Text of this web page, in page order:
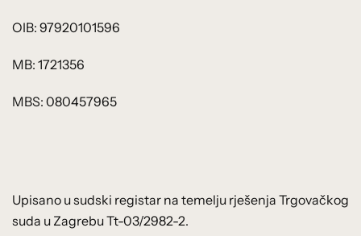
OIB: 97920101596
MB: 1721356
MBS: 080457965
Upisano u sudski registar na temelju rješenja Trgovačkog
suda u Zagrebu Tt-03/2982-2.